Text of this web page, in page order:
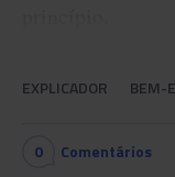
EXPLICADOR BEM-
0 Comentários